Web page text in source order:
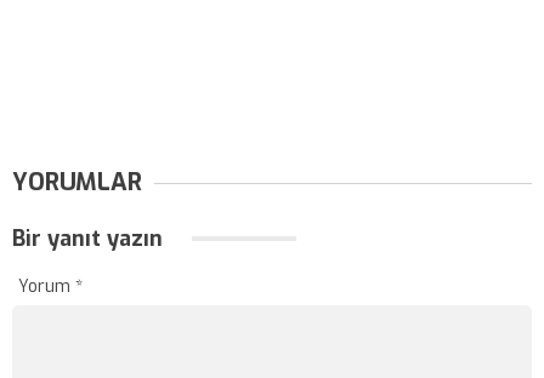
YORUMLAR
Bir yanıt yazın
Yorum *